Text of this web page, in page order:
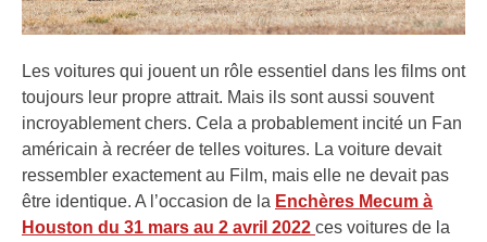
Les voitures qui jouent un rôle essentiel dans les films ont
toujours leur propre attrait. Mais ils sont aussi souvent
incroyablement chers. Cela a probablement incité un Fan
américain à recréer de telles voitures. La voiture devait
ressembler exactement au Film, mais elle ne devait pas
être identique. A l’occasion de la Enchères Mecum à
Houston du 31 mars au 2 avril 2022 ces voitures de la